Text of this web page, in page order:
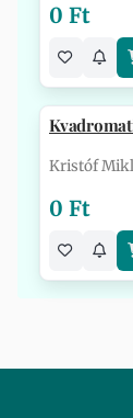
0 Ft
Kristóf
0 Ft